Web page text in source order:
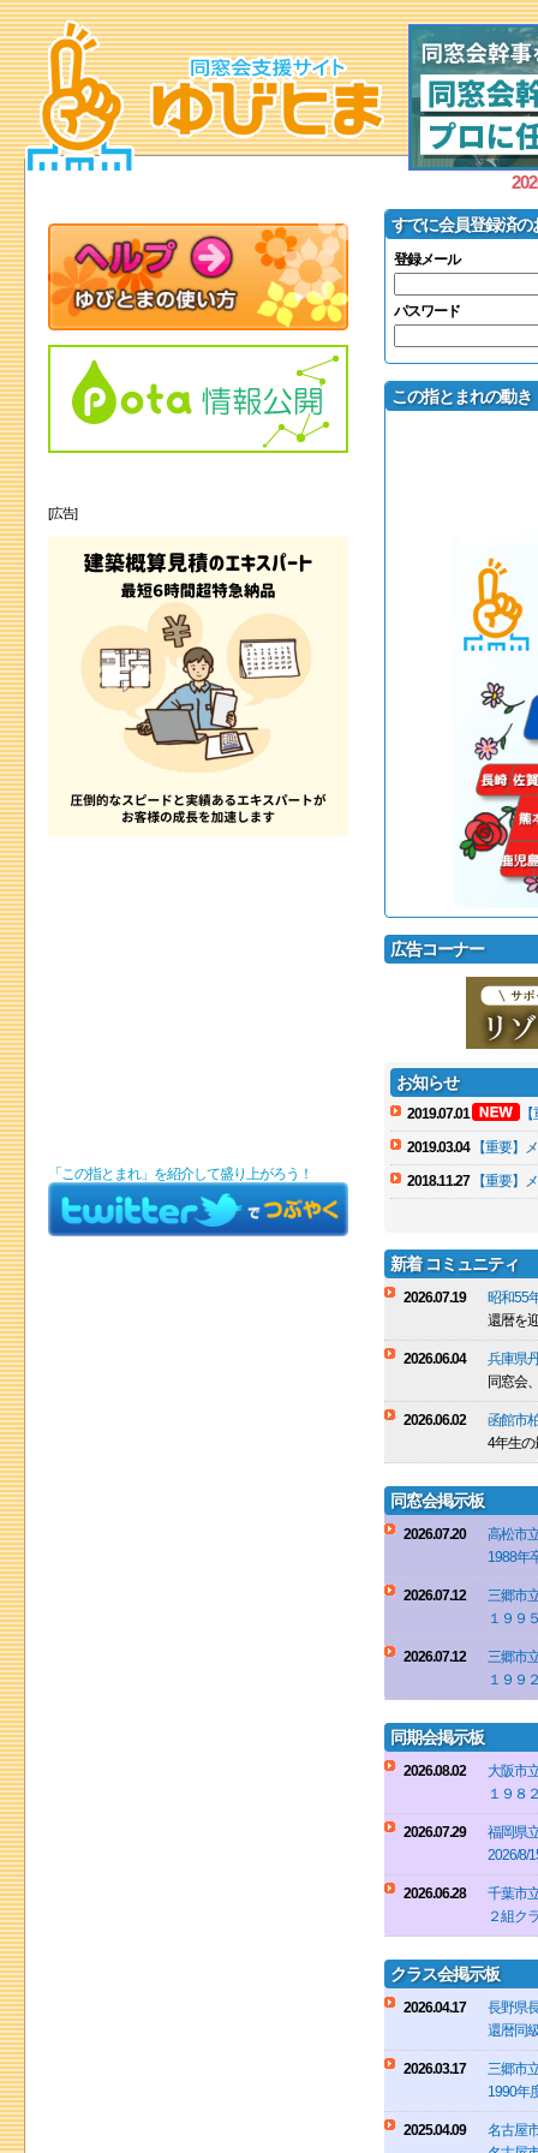
すでに会員登録済の
登録メール
パスワード
この指とまれの動
広告コーナー
お知らせ
2019.07.01
2019.03.04
【重要】
2018.11.27
【重要】
新着 コミュニティ
2026.07.19
昭和55
還暦を
2026.06.04
兵庫県
同窓会
2026.06.02
函館市
4年生の
同窓会掲示板
2026.07.20
高松市
1988年
2026.07.12
三郷市
１９９
2026.07.12
三郷市
１９９
同期会掲示板
2026.08.02
大阪市
１９８
2026.07.29
福岡県
2026/8/
2026.06.28
千葉市
２組ク
クラス会掲示板
2026.04.17
長野県
還暦同
2026.03.17
三郷市
1990年
2025.04.09
名古屋
[広告]
「この指とまれ」を紹介して盛り上がろう！